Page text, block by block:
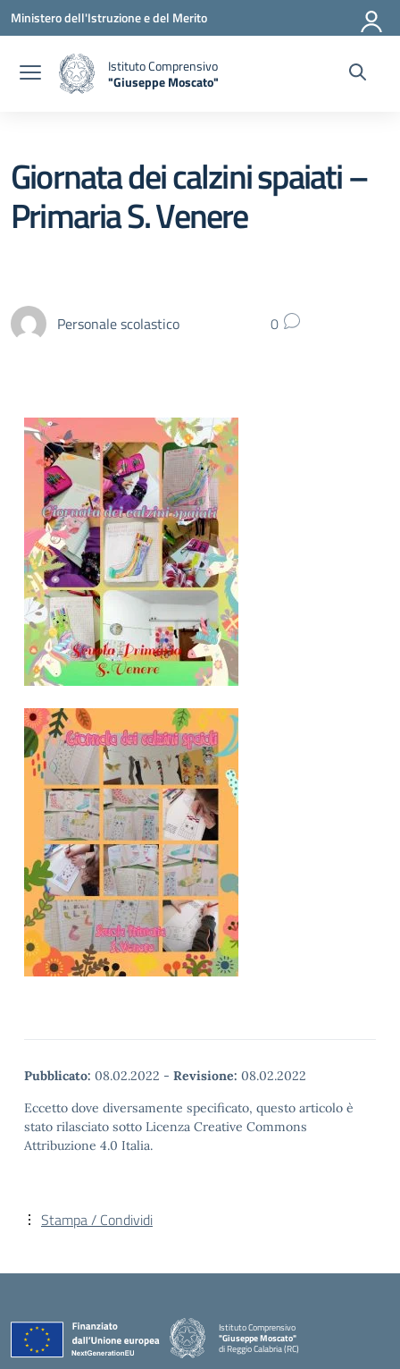
Vai ai contenuti
Vai al menu di navigazione
Vai al footer
Ministero dell'Istruzione e del Merito
Istituto Comprensivo
"Giuseppe Moscato"
Giornata dei calzini spaiati –
Primaria S. Venere
Personale scolastico 0
Pubblicato: 08.02.2022 - Revisione: 08.02.2022
Eccetto dove diversamente specificato, questo articolo è
stato rilasciato sotto Licenza Creative Commons
Attribuzione 4.0 Italia.
Stampa / Condividi
Istituto Comprensivo
"Giuseppe Moscato"
di Reggio Calabria (RC)
— Visita la pagina iniziale della scuola